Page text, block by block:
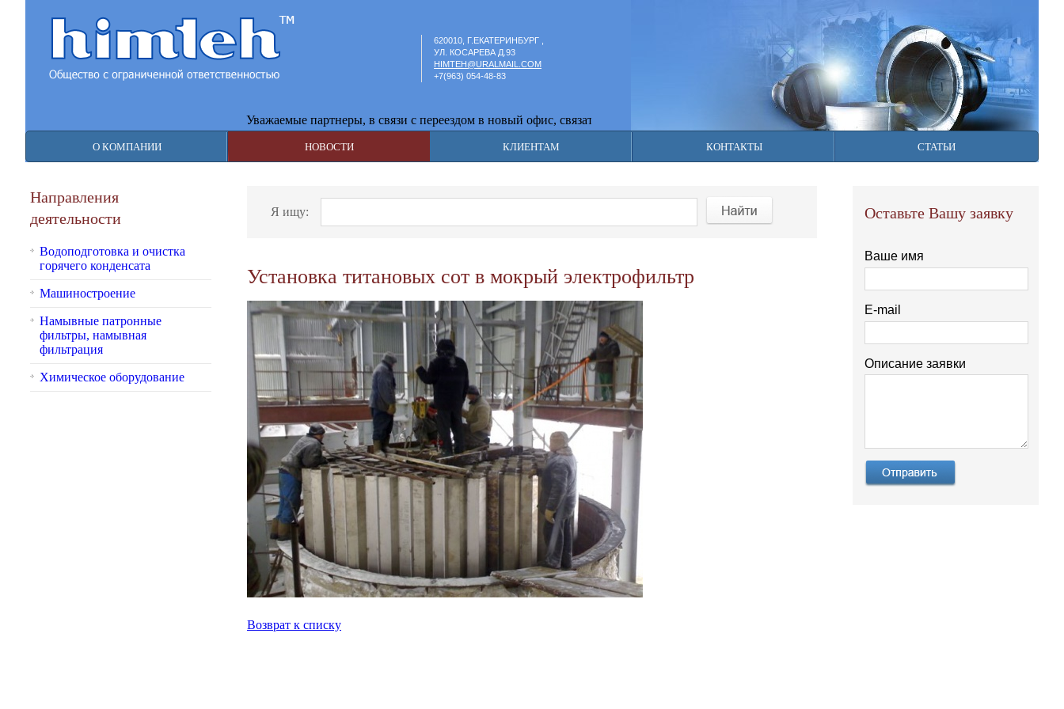
620010, Г.ЕКАТЕРИНБУРГ ,
УЛ. КОСАРЕВА Д.93
HIMTEH@URALMAIL.COM
+7(963) 054-48-83
Уважаемые партнеры, в связи с переездом в новый офис, связаться с нами можно по телефону +7 (922) 128-49-49.
О КОМПАНИИ НОВОСТИ КЛИЕНТАМ КОНТАКТЫ СТАТЬИ
Я ищу:
Установка титановых сот в мокрый электрофильтр
Возврат к списку
Направления
деятельности
Водоподготовка и очистка
горячего конденсата
Машиностроение
Намывные патронные
фильтры, намывная
фильтрация
Химическое оборудование
Оставьте Вашу заявку
Ваше имя
E-mail
Описание заявки